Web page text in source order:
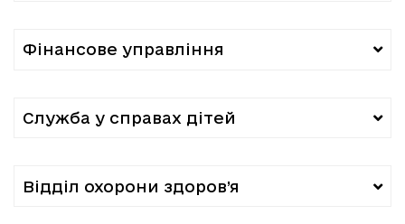
Фінансове управління
Служба у справах дітей
Відділ охорони здоров’я